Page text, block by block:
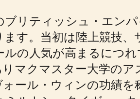
ブリティッシュ・エン
す。当初は陸上競技
の人気が高まるにつ
マクマスター大学の
ール・ウィンの功績